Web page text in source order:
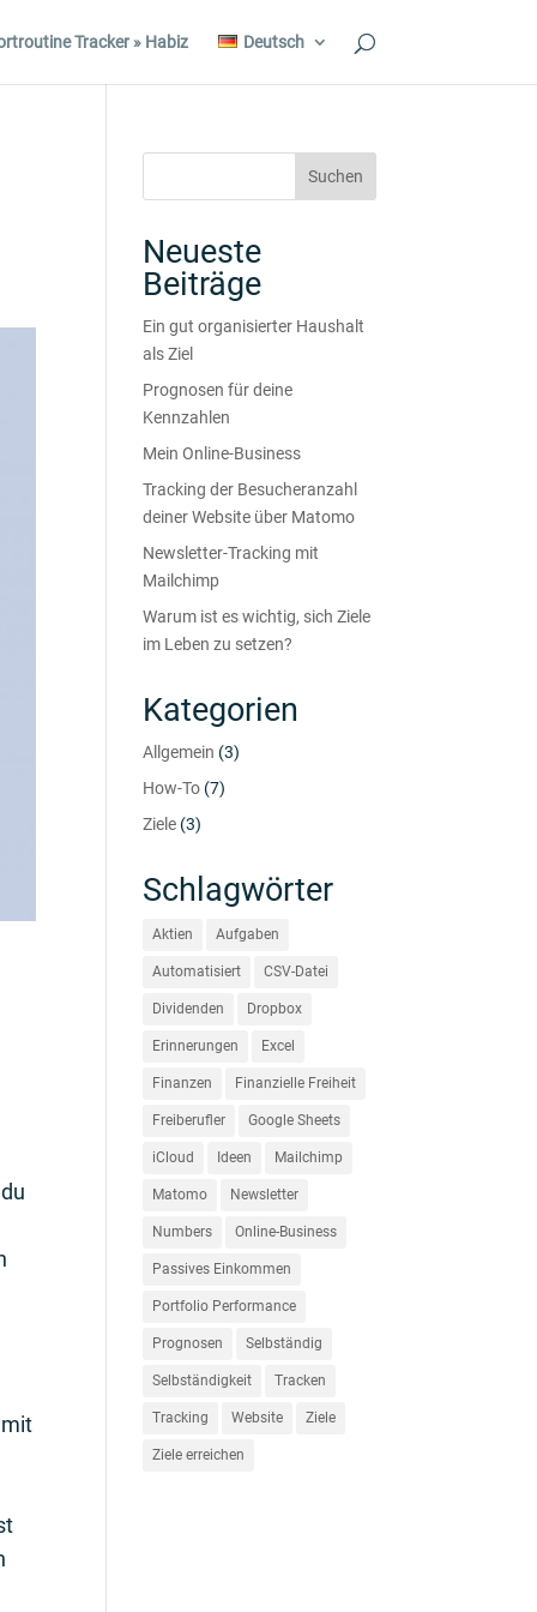
Tracker » Habiz Deutsch
Neueste
Beiträge
Ein gut organisierter Haushalt
als Ziel
Prognosen für deine
Kennzahlen
Mein Online-Business
Tracking der Besucheranzahl
deiner Website über Matomo
Newsletter-Tracking mit
Mailchimp
Warum ist es wichtig, sich Ziele
im Leben zu setzen?
Kategorien
Allgemein (3)
How-To (7)
Ziele (3)
Schlagwörter
Aktien Aufgaben
Automatisiert CSV-Datei
Dividenden Dropbox
Erinnerungen Excel
Finanzen Finanzielle Freiheit
Freiberufler Google Sheets
iCloud Ideen Mailchimp
Matomo Newsletter
Numbers Online-Business
Passives Einkommen
Portfolio Performance
Prognosen Selbständig
Selbständigkeit Tracken
Tracking Website Ziele
Ziele erreichen